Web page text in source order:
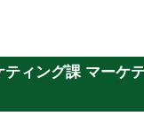
ィング課 マーケ